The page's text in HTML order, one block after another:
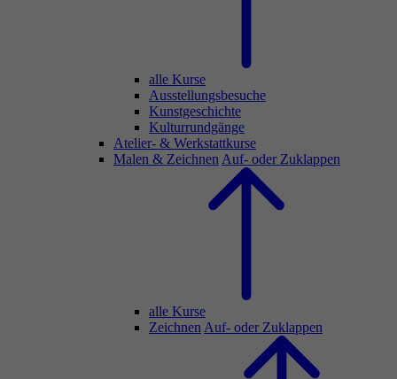
alle Kurse
Ausstellungsbesuche
Kunstgeschichte
Kulturrundgänge
Atelier- & Werkstattkurse
Malen & Zeichnen Auf- oder Zuklappen
alle Kurse
Zeichnen Auf- oder Zuklappen